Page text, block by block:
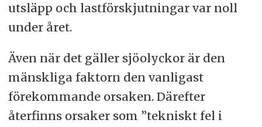
utsläpp och lastförskjutningar var noll
under året.
Även när det gäller sjöolyckor är den
mänskliga faktorn den vanligast
förekommande orsaken. Därefter
återfinns orsaker som ”tekniskt fel i